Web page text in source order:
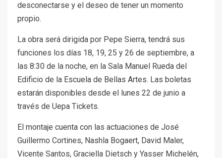
desconectarse y el deseo de tener un momento
propio.
La obra será dirigida por Pepe Sierra, tendrá sus
funciones los días 18, 19, 25 y 26 de septiembre, a
las 8:30 de la noche, en la Sala Manuel Rueda del
Edificio de la Escuela de Bellas Artes. Las boletas
estarán disponibles desde el lunes 22 de junio a
través de Uepa Tickets.
El montaje cuenta con las actuaciones de José
Guillermo Cortines, Nashla Bogaert, David Maler,
Vicente Santos, Graciella Dietsch y Yasser Michelén,